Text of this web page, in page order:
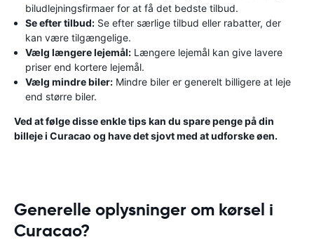
biludlejningsfirmaer for at få det bedste tilbud.
Se efter tilbud: Se efter særlige tilbud eller rabatter, der
kan være tilgængelige.
Vælg længere lejemål: Længere lejemål kan give lavere
priser end kortere lejemål.
Vælg mindre biler: Mindre biler er generelt billigere at leje
end større biler.
Ved at følge disse enkle tips kan du spare penge på din
billeje i Curacao og have det sjovt med at udforske øen.
Generelle oplysninger om kørsel i
Curacao?